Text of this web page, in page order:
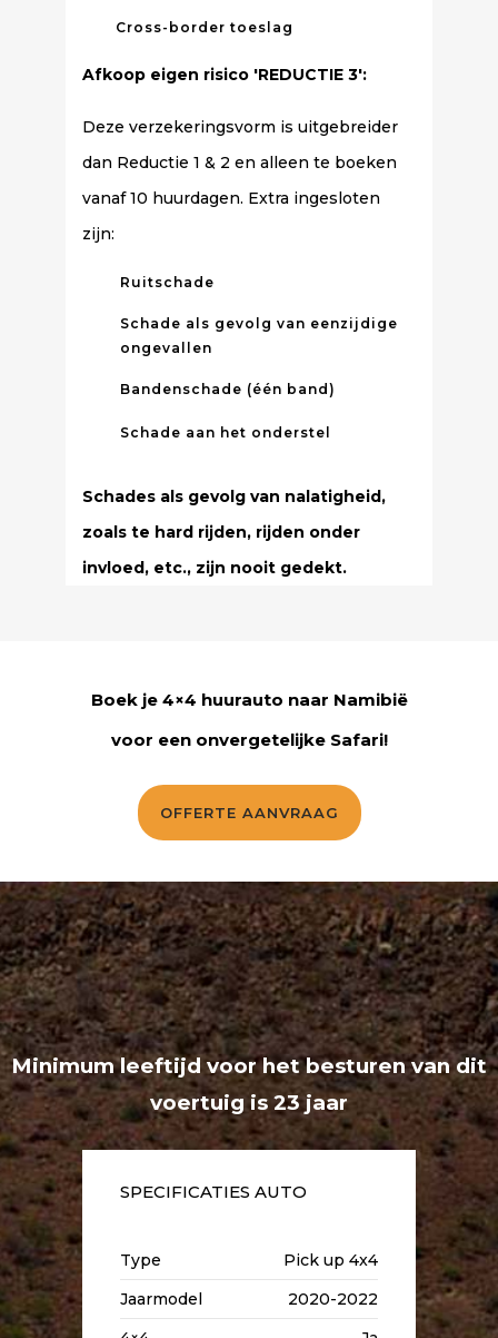
Cross-border toeslag
Afkoop eigen risico 'REDUCTIE 3':
Deze verzekeringsvorm is uitgebreider
dan Reductie 1 & 2 en alleen te boeken
vanaf 10 huurdagen. Extra ingesloten
zijn:
Ruitschade
Schade als gevolg van eenzijdige
ongevallen
Bandenschade (één band)
Schade aan het onderstel
Schades als gevolg van nalatigheid,
zoals te hard rijden, rijden onder
invloed, etc., zijn nooit gedekt.
Boek je 4×4 huurauto naar Namibië
voor een onvergetelijke Safari!
OFFERTE AANVRAAG
Minimum leeftijd voor het besturen van dit
voertuig is 23 jaar
SPECIFICATIES AUTO
Type
Pick up 4x4
Jaarmodel
2020-2022